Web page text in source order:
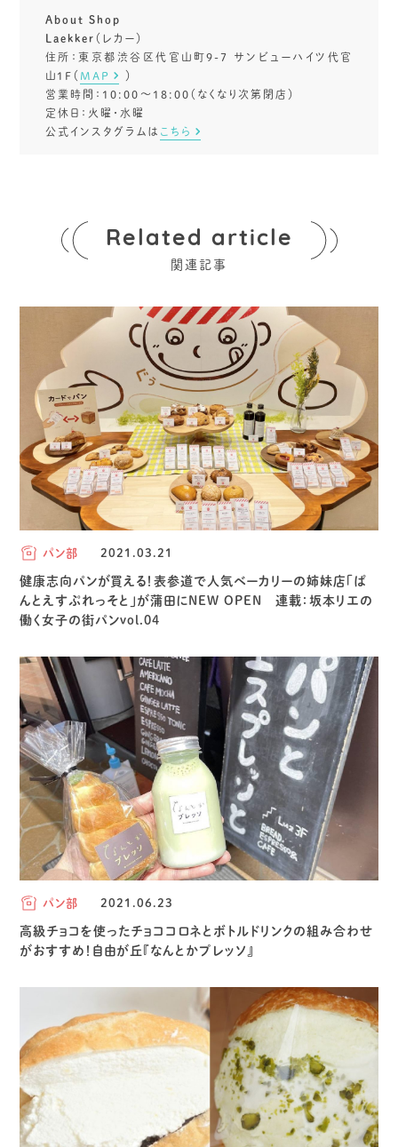
About Shop
Laekker （レカー）
住所：東京都渋谷区代官山町9-7 サンビューハイツ代官
山1F（ MAP
）
営業時間：10:00～18:00（なくなり次第閉店）
定休日：火曜・水曜
公式インスタグラムは こちら
Related article
関連記事
パン部 2021.03.21
健康志向パンが買える！表参道で人気ベーカリーの姉妹店「ぱ
んとえすぷれっそと」が蒲田にNEW OPEN 連載：坂本リエの
働く女子の街パンvol.04
パン部 2021.06.23
高級チョコを使ったチョココロネとボトルドリンクの組み合わせ
がおすすめ！自由が丘『なんとかプレッソ』